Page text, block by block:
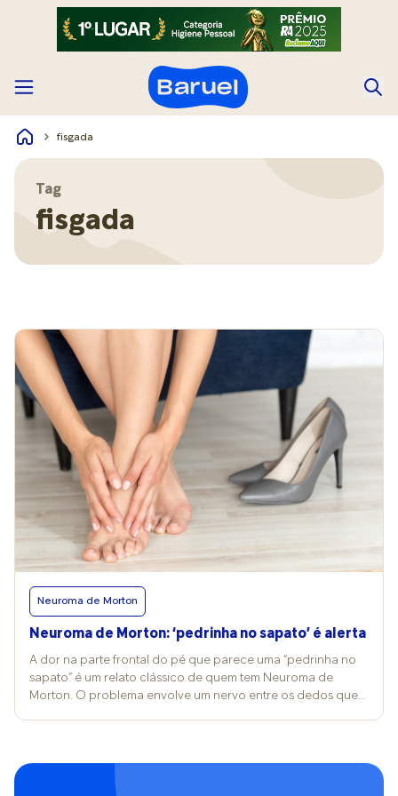
fisgada
Tag
fisgada
Neuroma de Morton
Neuroma de Morton: ‘pedrinha no sapato’ é alerta
A dor na parte frontal do pé que parece uma “pedrinha no
sapato” é um relato clássico de quem tem Neuroma de
Morton. O problema envolve um nervo entre os dedos que
“Neuroma de Morton é uma inflamação com espessamento
de um pequeno nervo entre os ossos do antepé. Na prática,